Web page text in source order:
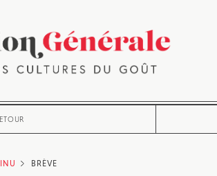
BRÈVE